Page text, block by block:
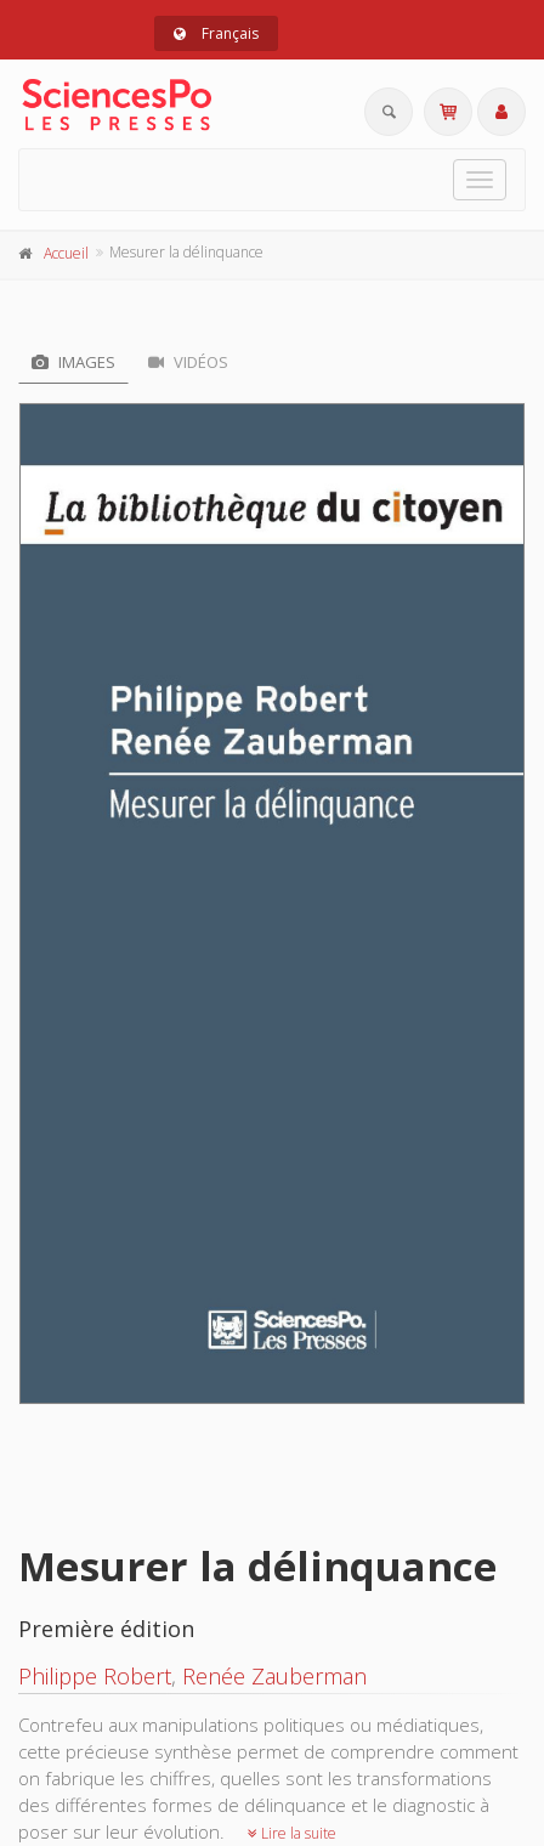
Français
Toggle
Accueil Mesurer la délinquance
IMAGES VIDÉOS
Mesurer la délinquance
Première édition
Philippe Robert, Renée Zauberman
Contrefeu aux manipulations politiques ou médiatiques,
cette précieuse synthèse permet de comprendre comment
on fabrique les chiffres, quelles sont les transformations
des différentes formes de délinquance et le diagnostic à
poser sur leur évolution.
Lire la suite